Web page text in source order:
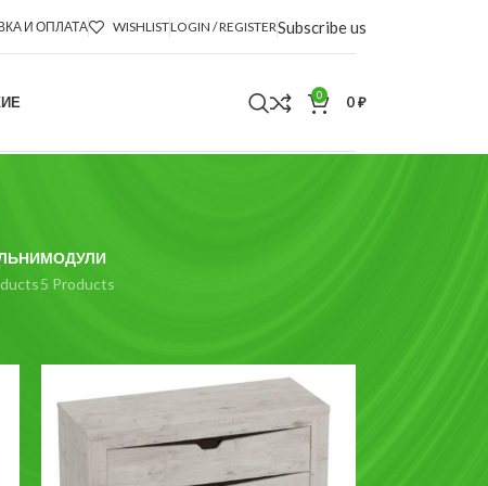
И ОПЛАТА WISHLISTLOGIN / REGISTERSubscribe us
0 0₽
МОДУЛИ
5 Products